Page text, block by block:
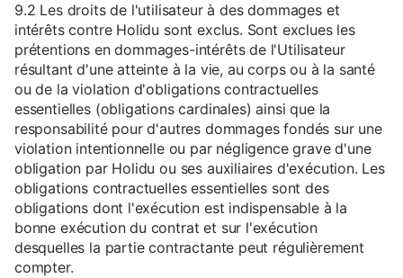
9.2 Les droits de l'utilisateur à des dommages et
intérêts contre Holidu sont exclus. Sont exclues les
prétentions en dommages-intérêts de l'Utilisateur
résultant d'une atteinte à la vie, au corps ou à la santé
ou de la violation d'obligations contractuelles
essentielles (obligations cardinales) ainsi que la
responsabilité pour d'autres dommages fondés sur une
violation intentionnelle ou par négligence grave d'une
obligation par Holidu ou ses auxiliaires d'exécution. Les
obligations contractuelles essentielles sont des
obligations dont l'exécution est indispensable à la
bonne exécution du contrat et sur l'exécution
desquelles la partie contractante peut régulièrement
compter.